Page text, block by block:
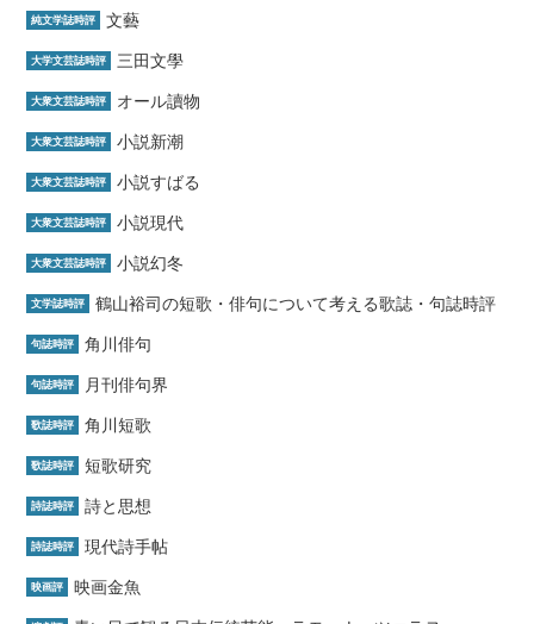
純文学誌時評 文藝
大学文芸誌時評 三田文學
大衆文芸誌時評 オール讀物
大衆文芸誌時評 小説新潮
大衆文芸誌時評 小説すばる
大衆文芸誌時評 小説現代
大衆文芸誌時評 小説幻冬
文学誌時評 鶴山裕司の短歌・俳句について考える歌誌・句誌時評
句誌時評 角川俳句
句誌時評 月刊俳句界
歌誌時評 角川短歌
歌誌時評 短歌研究
詩誌時評 詩と思想
詩誌時評 現代詩手帖
映画評 映画金魚